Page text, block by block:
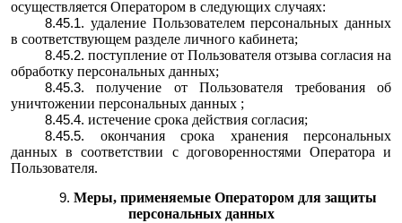
осуществляется Оператором в следующих случаях:
удаление Пользователем персональных данных
в соответствующем разделе личного кабинета;
поступление от Пользователя отзыва согласия на
обработку персональных данных;
получение от Пользователя требования об
уничтожении персональных данных ;
истечение срока действия согласия;
окончания срока хранения персональных
данных в соответствии с договоренностями Оператора и
Пользователя.
Меры, применяемые Оператором для защиты
персональных данных